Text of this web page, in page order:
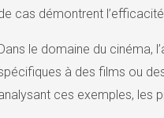
cas démontrent
le domaine du cinéma,
à des films ou
ces exemples, les